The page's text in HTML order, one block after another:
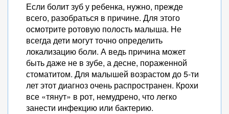
Если болит зуб у ребенка, нужно, прежде
всего, разобраться в причине. Для этого
осмотрите ротовую полость малыша. Не
всегда дети могут точно определить
локализацию боли. А ведь причина может
быть даже не в зубе, а десне, пораженной
стоматитом. Для малышей возрастом до 5-ти
лет этот диагноз очень распространен. Крохи
все «тянут» в рот, немудрено, что легко
занести инфекцию или бактерию.